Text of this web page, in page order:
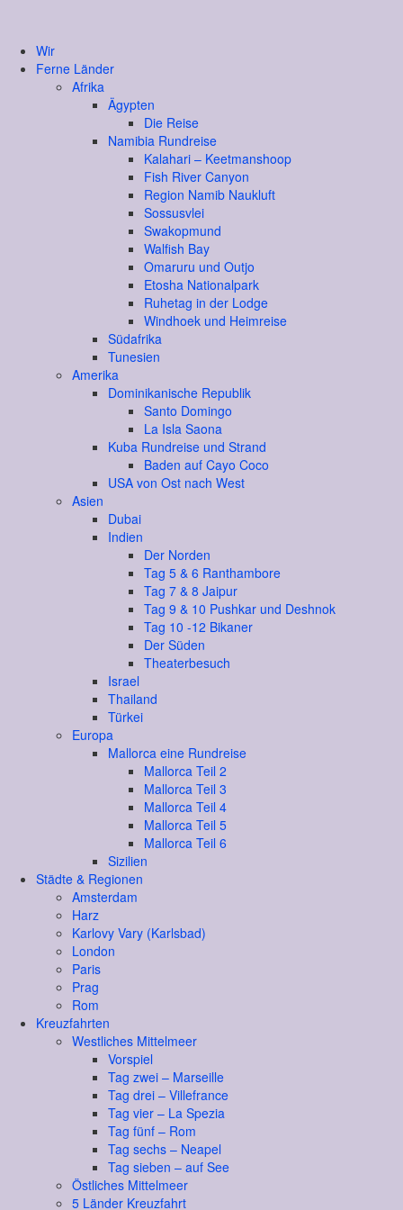
Wir
Ferne Länder
Afrika
Ägypten
Die Reise
Namibia Rundreise
Kalahari – Keetmanshoop
Fish River Canyon
Region Namib Naukluft
Sossusvlei
Swakopmund
Walfish Bay
Omaruru und Outjo
Etosha Nationalpark
Ruhetag in der Lodge
Windhoek und Heimreise
Südafrika
Tunesien
Amerika
Dominikanische Republik
Santo Domingo
La Isla Saona
Kuba Rundreise und Strand
Baden auf Cayo Coco
USA von Ost nach West
Asien
Dubai
Indien
Der Norden
Tag 5 & 6 Ranthambore
Tag 7 & 8 Jaipur
Tag 9 & 10 Pushkar und Deshnok
Tag 10 -12 Bikaner
Der Süden
Theaterbesuch
Israel
Thailand
Türkei
Europa
Mallorca eine Rundreise
Mallorca Teil 2
Mallorca Teil 3
Mallorca Teil 4
Mallorca Teil 5
Mallorca Teil 6
Sizilien
Städte & Regionen
Amsterdam
Harz
Karlovy Vary (Karlsbad)
London
Paris
Prag
Rom
Kreuzfahrten
Westliches Mittelmeer
Vorspiel
Tag zwei – Marseille
Tag drei – Villefrance
Tag vier – La Spezia
Tag fünf – Rom
Tag sechs – Neapel
Tag sieben – auf See
Östliches Mittelmeer
5 Länder Kreuzfahrt